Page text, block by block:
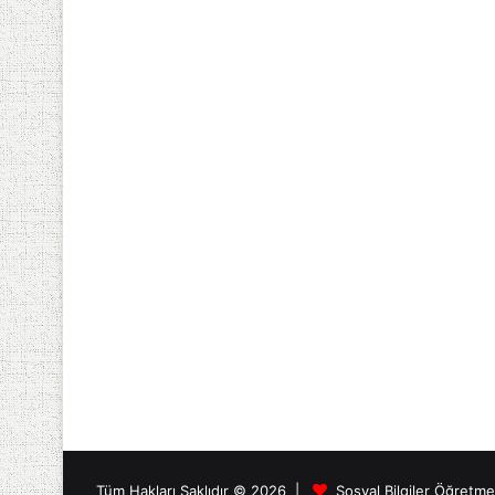
Tüm Hakları Saklıdır © 2026 | Sosyal Bilgiler